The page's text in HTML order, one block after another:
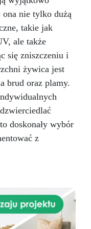
Branża
A Linia
stałe
Rzeźby,
Pure Mold
do betonu,
Pure Mold
części
Film i efekty
10 Pure
Przeźroczysty
Część
Proporcje
(%):
(MPa): 3,2
techniczne
część A
ona nie tylko dużą
takie jak
ale także
się zniszczeniu i
żywica jest
brud oraz plamy.
doskonały wybór
z